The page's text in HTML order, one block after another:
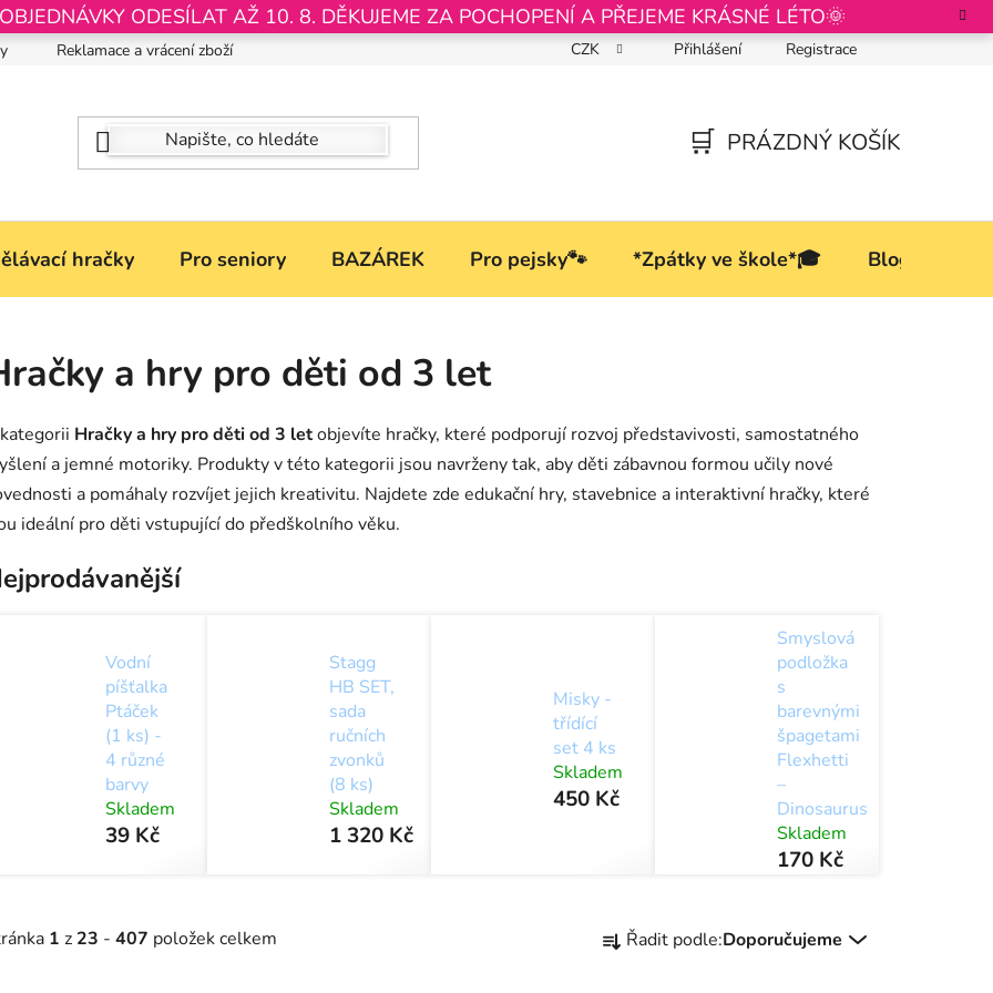
ODESÍLAT AŽ 10. 8. DĚKUJEME ZA POCHOPENÍ A PŘEJEME KRÁSNÉ LÉTO🌞
Reklamace a vrácení zboží Podmínky ochrany osobních údajů
CZK Přihlášení Registrace
KOŠÍK
PRÁZDNÝ KOŠÍK
hračky Pro seniory BAZÁREK Pro pejsky🐾 *Zpátky ve škole*🎓 Blog
a hry pro děti od 3 let
Hračky a hry pro děti od 3 letobjevíte hračky, které podporují rozvoj představivosti, samostatného
a jemné motoriky. Produkty v této kategorii jsou navrženy tak, aby děti zábavnou formou učily nové
a pomáhaly rozvíjet jejich kreativitu. Najdete zde edukační hry, stavebnice a interaktivní hračky, které
ideální pro děti vstupující do předškolního věku.
Vodní
píšťalka
Ptáček
(1 ks) -
4 různé
barvy
Skladem
39 Kč
Stagg
HB SET,
sada
ručních
zvonků
(8 ks)
Skladem
1 320 Kč
Misky -
třídící
set 4 ks
Skladem
450 Kč
Smyslová
podložka
s
barevnými
špagetami
Flexhetti
–
Dinosaurus
Skladem
170 Kč
1 z 23 - 407 položek celkem
a Řadit podle:Doporučujeme